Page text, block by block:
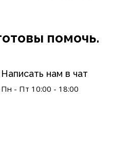
помочь.
Написать нам в чат
Пн - Пт 10:00 - 18:00